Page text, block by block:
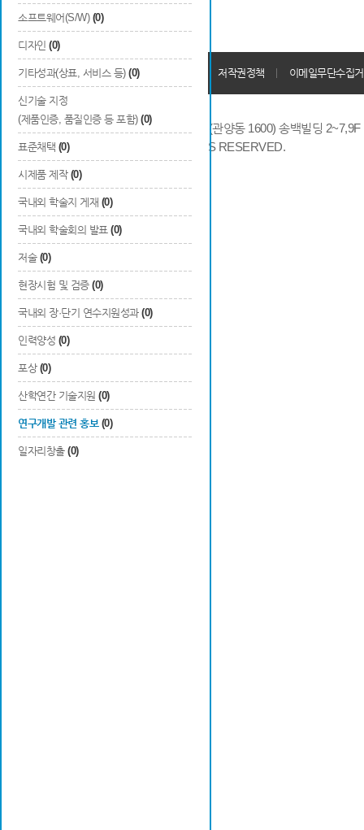
소프트웨어(S/W) (0)
디자인 (0)
기타성과(상표, 서비스 등) (0)
신기술 지정
(제품인증, 품질인증 등 포함) (0)
표준채택 (0)
시제품 제작 (0)
국내외 학술지 게재 (0)
국내외 학술회의 발표 (0)
저술 (0)
현장시험 및 검증 (0)
국내외 장·단기 연수지원성과 (0)
인력양성 (0)
포상 (0)
산학연간 기술지원 (0)
연구개발 관련 홍보 (0)
일자리창출 (0)
개인정보처리방침 회원가입약관 저작권정책 이메일무단수집
14066 경기도 안양시 동안구 시민대로 286 (관양동 1600) 송백빌딩
COPYRIGHTS © 2014 KAIA, ALL RIGHTS RESERVED.